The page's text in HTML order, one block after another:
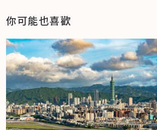
你可能也喜歡